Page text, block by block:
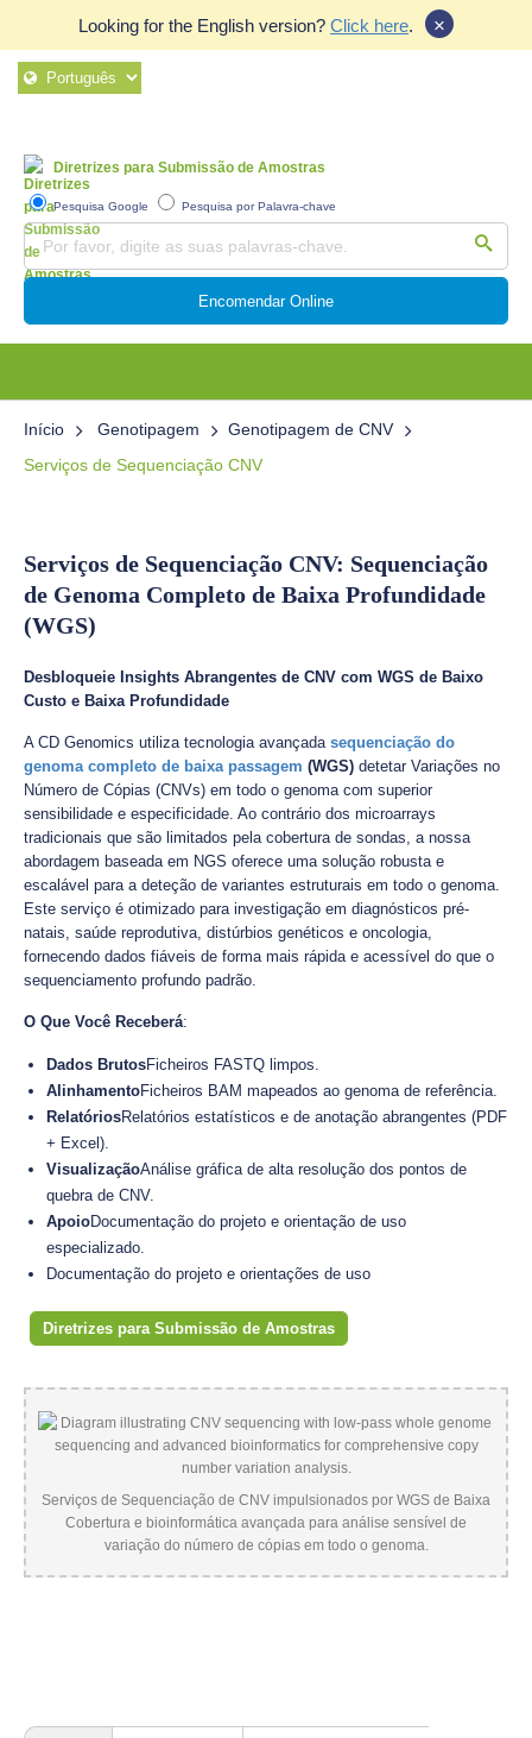
Looking for the English version? Click here. ×
Diretrizes para Submissão de Amostras
Pesquisa Google Pesquisa por Palavra-chave
Encomendar Online
Início Genotipagem
Genotipagem de CNV
Serviços de Sequenciação CNV
Serviços de Sequenciação CNV: Sequenciação
de Genoma Completo de Baixa Profundidade
(WGS)
Desbloqueie Insights Abrangentes de CNV com WGS de Baixo
Custo e Baixa Profundidade
A CD Genomics utiliza tecnologia avançada sequenciação do
genoma completo de baixa passagem (WGS) detetar Variações no
Número de Cópias (CNVs) em todo o genoma com superior
sensibilidade e especificidade. Ao contrário dos microarrays
tradicionais que são limitados pela cobertura de sondas, a nossa
abordagem baseada em NGS oferece uma solução robusta e
escalável para a deteção de variantes estruturais em todo o genoma.
Este serviço é otimizado para investigação em diagnósticos pré-
natais, saúde reprodutiva, distúrbios genéticos e oncologia,
fornecendo dados fiáveis de forma mais rápida e acessível do que o
sequenciamento profundo padrão.
O Que Você Receberá:
Dados BrutosFicheiros FASTQ limpos.
AlinhamentoFicheiros BAM mapeados ao genoma de referência.
RelatóriosRelatórios estatísticos e de anotação abrangentes (PDF
+ Excel).
VisualizaçãoAnálise gráfica de alta resolução dos pontos de
quebra de CNV.
ApoioDocumentação do projeto e orientação de uso
especializado.
Documentação do projeto e orientações de uso
Diretrizes para Submissão de Amostras
Serviços de Sequenciação de CNV impulsionados por WGS de Baixa
Cobertura e bioinformática avançada para análise sensível de
variação do número de cópias em todo o genoma.